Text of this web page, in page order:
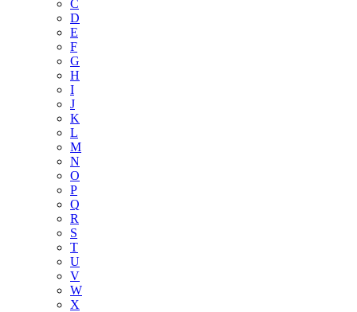
C
D
E
F
G
H
I
J
K
L
M
N
O
P
Q
R
S
T
U
V
W
X